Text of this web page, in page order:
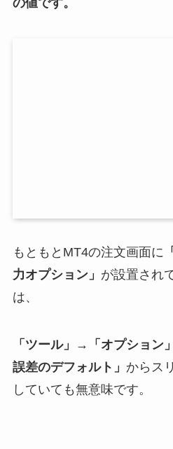
もともとMT4の注文画面に
力オプション」 が設置され
は、
「ツール」→「オプショ
誤差のデフォルト」 からス
していても無意味です。